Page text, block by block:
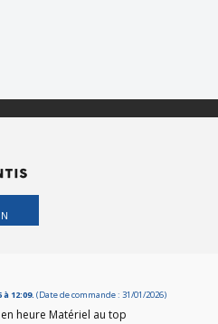
12:09. (Date de commande : 31/01/2026)
heure Matériel au top